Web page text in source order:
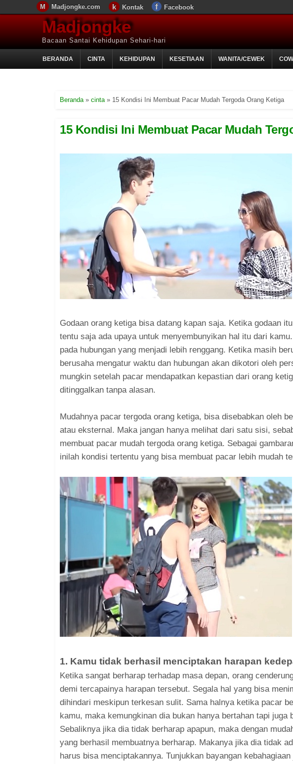
Madjongke.com Kontak Facebook
Madjongke
Bacaan Santai Kehidupan Sehari-hari
BERANDA CINTA KEHIDUPAN KESETIAAN WANITA/CEWEK
Beranda» cinta» 15 Kondisi Ini Membuat Pacar Mudah Tergoda Orang Ketiga
15 Kondisi Ini Membuat Pacar Mudah
Godaan orang ketiga bisa datang kapan saja. Ketika godaan
tentu saja ada upaya untuk menyembunyikan hal itu dari
pada hubungan yang menjadi lebih renggang. Ketika masih
berusaha mengatur waktu dan hubungan akan dikotori oleh
mungkin setelah pacar mendapatkan kepastian dari orang
ditinggalkan tanpa alasan.
Mudahnya pacar tergoda orang ketiga, bisa disebabkan oleh
atau eksternal. Maka jangan hanya melihat dari satu sisi,
membuat pacar mudah tergoda orang ketiga. Sebagai
inilah kondisi tertentu yang bisa membuat pacar lebih mudah
1. Kamu tidak berhasil menciptakan harapan
Ketika sangat berharap terhadap masa depan, orang
demi tercapainya harapan tersebut. Segala hal yang bisa
dihindari meskipun terkesan sulit. Sama halnya ketika pacar
kamu, maka kemungkinan dia bukan hanya bertahan tapi juga
Sebaliknya jika dia tidak berharap apapun, maka dengan
yang berhasil membuatnya berharap. Makanya jika dia tidak
harus bisa menciptakannya. Tunjukkan bayangan